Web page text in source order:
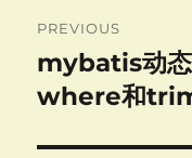
navigation
PREVIOUS
Previous
post:
mybatis动
where和